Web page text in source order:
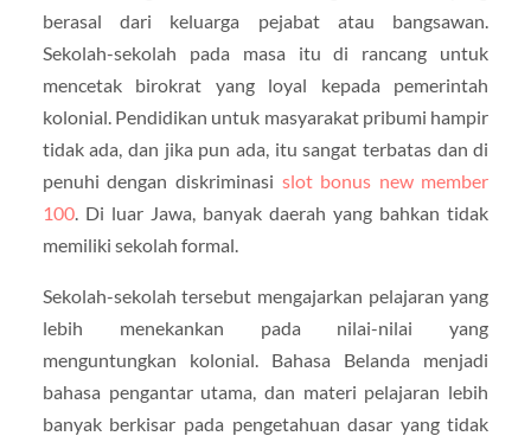
berasal dari keluarga pejabat atau bangsawan.
Sekolah-sekolah pada masa itu di rancang untuk
mencetak birokrat yang loyal kepada pemerintah
kolonial. Pendidikan untuk masyarakat pribumi hampir
tidak ada, dan jika pun ada, itu sangat terbatas dan di
penuhi dengan diskriminasi slot bonus new member
100. Di luar Jawa, banyak daerah yang bahkan tidak
memiliki sekolah formal.
Sekolah-sekolah tersebut mengajarkan pelajaran yang
lebih menekankan pada nilai-nilai yang
menguntungkan kolonial. Bahasa Belanda menjadi
bahasa pengantar utama, dan materi pelajaran lebih
banyak berkisar pada pengetahuan dasar yang tidak